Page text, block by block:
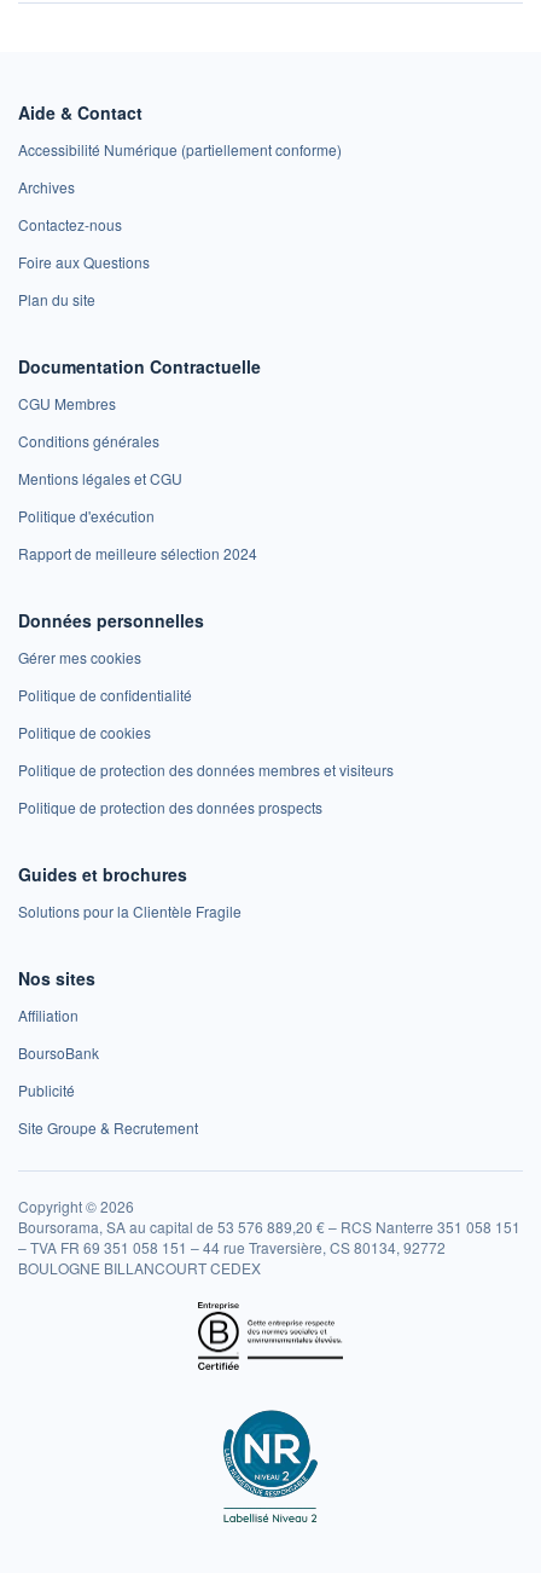
Aide & Contact
Accessibilité Numérique (partiellement conforme)
Archives
Contactez-nous
Foire aux Questions
Plan du site
Documentation Contractuelle
CGU Membres
Conditions générales
Mentions légales et CGU
Politique d'exécution
Rapport de meilleure sélection 2024
Données personnelles
Gérer mes cookies
Politique de confidentialité
Politique de cookies
Politique de protection des données membres et visiteurs
Politique de protection des données prospects
Guides et brochures
Solutions pour la Clientèle Fragile
Nos sites
Affiliation
BoursoBank
Publicité
Site Groupe & Recrutement
Copyright © 2026
Boursorama, SA au capital de 53 576 889,20 € – RCS Nanterre 351 058 151
– TVA FR 69 351 058 151 – 44 rue Traversière, CS 80134, 92772
BOULOGNE BILLANCOURT CEDEX